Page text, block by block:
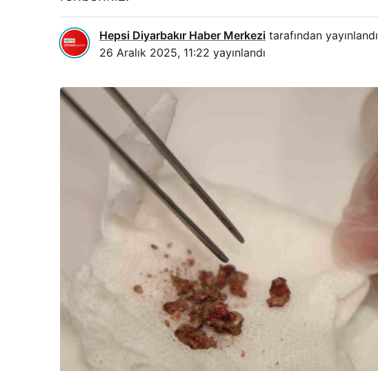
Hepsi Diyarbakır Haber Merkezi tarafından yayınlandı
26 Aralık 2025, 11:22 yayınlandı